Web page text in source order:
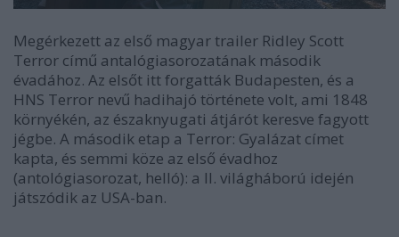
Megérkezett az első magyar trailer Ridley Scott
Terror című antalógiasorozatának második
évadához. Az elsőt itt forgatták Budapesten, és a
HNS Terror nevű hadihajó története volt, ami 1848
környékén, az északnyugati átjárót keresve fagyott
jégbe. A második etap a Terror: Gyalázat címet
kapta, és semmi köze az első évadhoz
(antológiasorozat, helló): a II. világháború idején
játszódik az USA-ban.